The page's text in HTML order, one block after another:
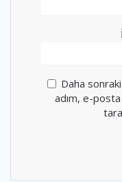
Daha
adım, e-